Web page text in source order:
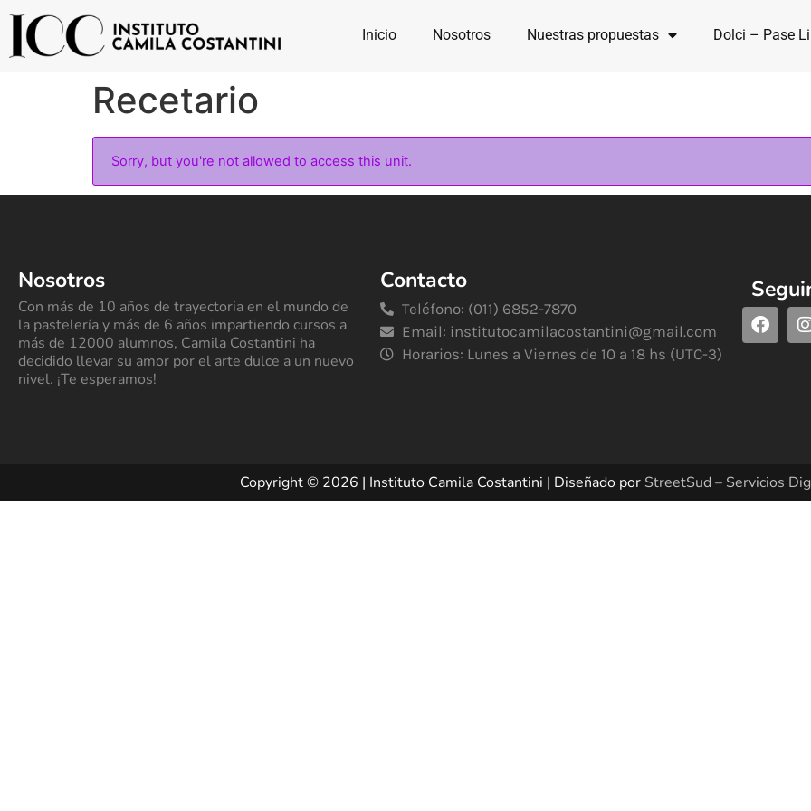
Inicio Nosotros Nuestras propuestas Dolci – Pase
Recetario
Sorry, but you're not allowed to access this unit.
Nosotros
Con más de 10 años de trayectoria en el mundo de
la pastelería y más de 6 años impartiendo cursos a
más de 12000 alumnos, Camila Costantini ha
decidido llevar su amor por el arte dulce a un nuevo
nivel. ¡Te esperamos!
Contacto
Teléfono: (011) 6852-7870
Email: institutocamilacostantini@gmail.com
Horarios: Lunes a Viernes de 10 a 18 hs (UTC-3)
Copyright © 2026 | Instituto Camila Costantini | Diseñado por StreetSud – Servicios